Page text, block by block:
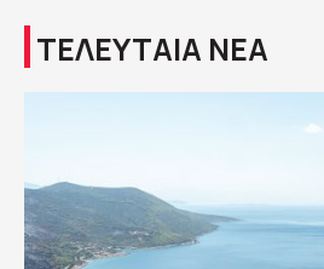
ΤΕΛΕΥΤΑΙΑ ΝΕΑ